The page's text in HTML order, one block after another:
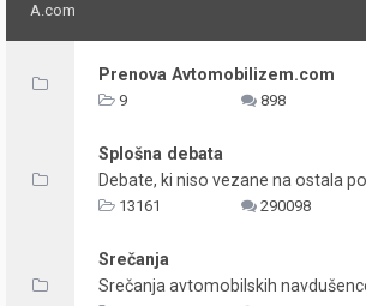
A.com
Prenova Avtomobilizem.com
9 898
Splošna debata
Debate, ki niso vezane na ostala
13161 290098
Srečanja
Srečanja avtomobilskih